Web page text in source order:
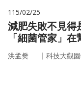
115/02/25
減肥失敗不見得
「細菌管家」
洪孟樊 ｜ 科技大觀